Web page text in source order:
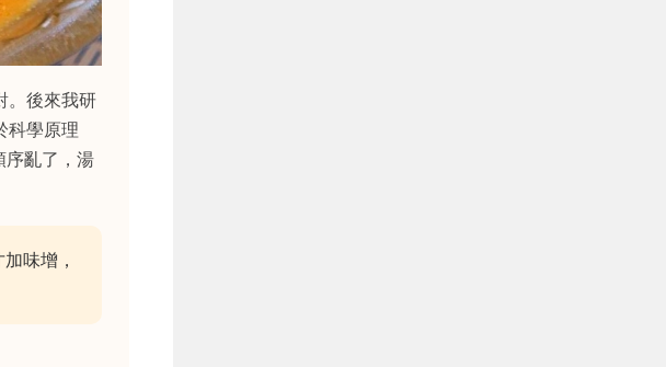
。後來我研
科學原理
序亂了，湯
味增，